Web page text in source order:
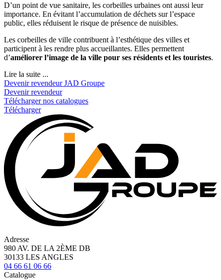
D’un point de vue sanitaire, les corbeilles urbaines ont aussi leur
importance. En évitant l’accumulation de déchets sur l’espace
public, elles réduisent le risque de présence de nuisibles.
Les corbeilles de ville contribuent à l’esthétique des villes et
participent à les rendre plus accueillantes. Elles permettent
d’améliorer l’image de la ville pour ses résidents et les touristes.
Lire la suite ...
Devenir revendeur JAD Groupe
Devenir revendeur
Télécharger nos catalogues
Télécharger
Adresse
980 AV. DE LA 2ÈME DB
30133 LES ANGLES
04 66 61 06 66
Catalogue